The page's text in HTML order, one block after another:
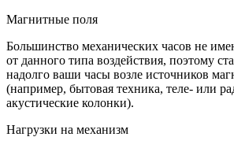
Магнитные поля
Большинство механических часов не
от данного типа воздействия, поэтому
надолго ваши часы возле источников
(например, бытовая техника, теле- или
акустические колонки).
Нагрузки на механизм